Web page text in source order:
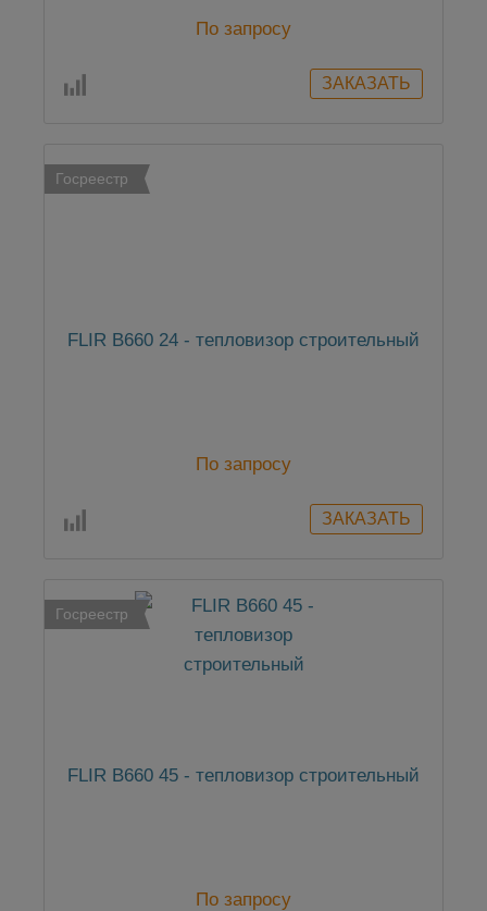
По запросу
Госреестр
FLIR B660 24 - тепловизор строительный
По запросу
Госреестр
FLIR B660 45 - тепловизор строительный
По запросу